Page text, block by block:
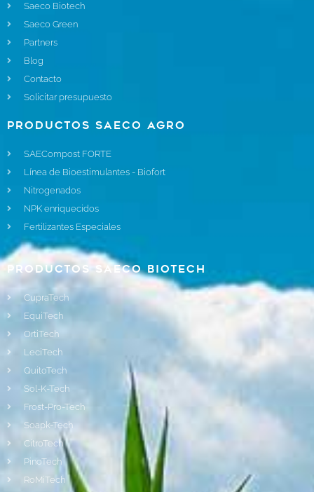
Saeco Biotech
Saeco Green
Partners
Blog
Contacto
Solicitar presupuesto
Productos Saeco Agro
SAECompost FORTE
Línea de Bioestimulantes - Biofort
Nitrogenados
NPK enriquecidos
Fertilizantes Especiales
Productos Saeco Biotech
CupraTech
EquiTech
OrtiTech
LeciTech
QuitoTech
Sol-K-Tech
Frost-Pro-Tech
Soapk-Tech
CitroTech
PinoTech
RoMiTech